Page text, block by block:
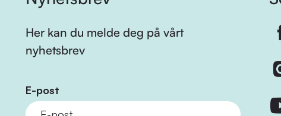
Her kan du melde deg på vårt
nyhetsbrev
E-post